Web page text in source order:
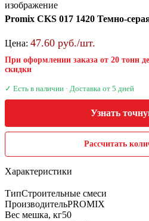
изображение
Promix CKS 017 1420 Темно-
Цена: 47.60 руб./шт.
При оформлении заказа от 20 тонн
скидки
✓ Есть в наличии · Доставка от 5 дней
Узнать
Рассчитать
Характеристики
ТипСтроительные смеси
ПроизводительPROMIX
Вес мешка, кг50